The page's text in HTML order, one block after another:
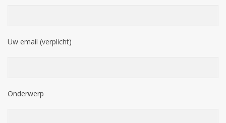
Uw email (verplicht)
Onderwerp